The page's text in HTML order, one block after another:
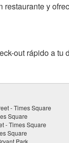
y
out rápido a tu
- Times Square
Square
- Times Square
Square
Park